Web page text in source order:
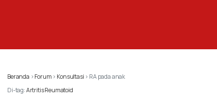
Beranda ›Forum › Konsultasi › RA pada anak
Di-tag:Artritis Reumatoid